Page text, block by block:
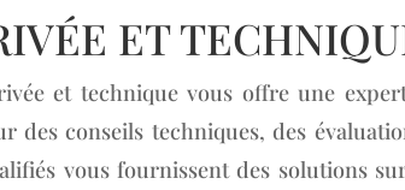
ET
et technique vous offre une
des conseils techniques, des
vous fournissent des solutions